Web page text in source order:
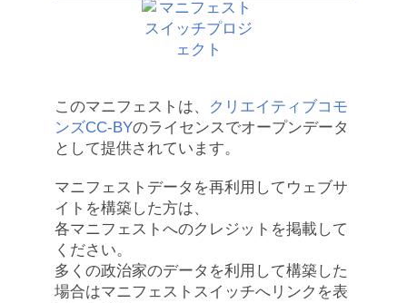
このマニフェストは、
クリエイティブコモ
ンズCC-BYのライセンスでオープンデータ
として提供されています。
マニフェストデータを再利用してウェブサ
イトを構築した方は、
各マニフェストへのクレジットを掲載して
ください。
多くの政治家のデータを利用して構築した
場合はマニフェストスイッチへリンクを表